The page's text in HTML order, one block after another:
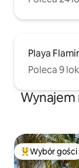
Playa
Poleca 9
Wynajem
Wybór gości